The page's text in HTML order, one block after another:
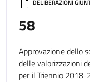
DELIBERAZIONI
58
Approvazione dello
delle valorizzazioni
per il Triennio